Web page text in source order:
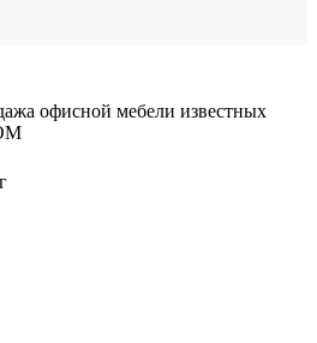
офисной мебели известных